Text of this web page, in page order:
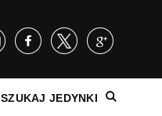
SZUKAJ JEDYNKI